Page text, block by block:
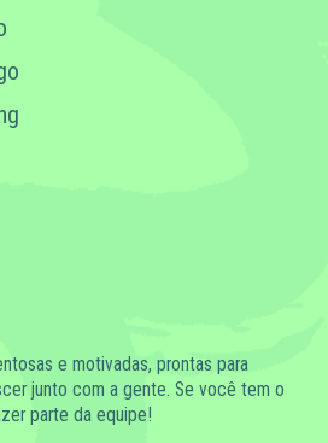
e motivadas, prontas para
junto com a gente. Se você tem o
parte da equipe!